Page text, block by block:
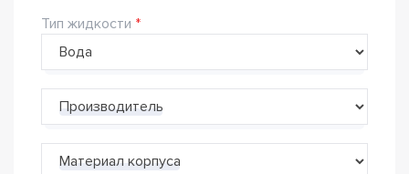
Тип жидкости
Производитель
Материал корпуса